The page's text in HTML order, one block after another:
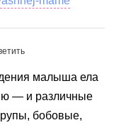
малыша ела
— и различные
бобовые,